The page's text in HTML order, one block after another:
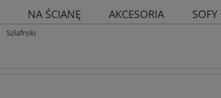
NA ŚCIANĘ AKCESORIA SOFY
Szlafroki